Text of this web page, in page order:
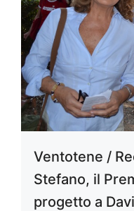
Ventotene /
Stefano, il
progetto a